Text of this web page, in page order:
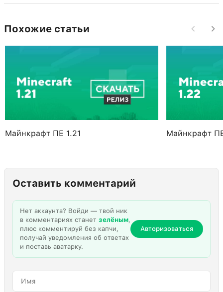
Похожие статьи
Майнкрафт ПЕ 1.21 Майнкрафт
Оставить комментарий
Нет аккаунта? Войди — твой ник
в комментариях станет зелёным,
плюс комментируй без капчи,
получай уведомления об ответах
и поставь аватарку.
Авторизоваться